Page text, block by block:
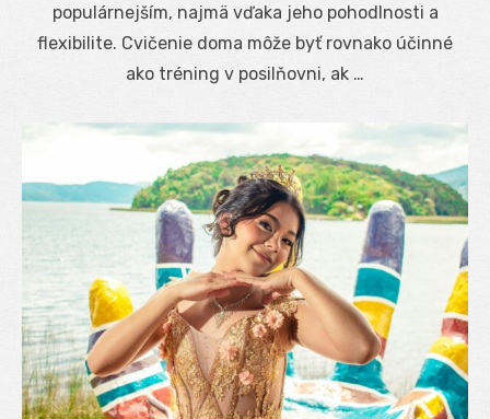
populárnejším, najmä vďaka jeho pohodlnosti a
flexibilite. Cvičenie doma môže byť rovnako účinné
ako tréning v posilňovni, ak …